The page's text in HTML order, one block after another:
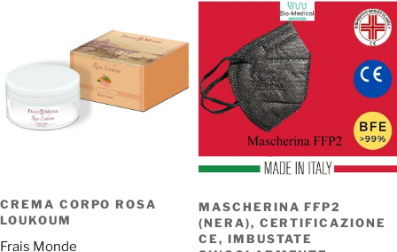
CREMA CORPO ROSA
LOUKOUM
Frais Monde
MASCHERINA FFP2
(NERA), CERTIFICAZIONE
CE, IMBUSTATE